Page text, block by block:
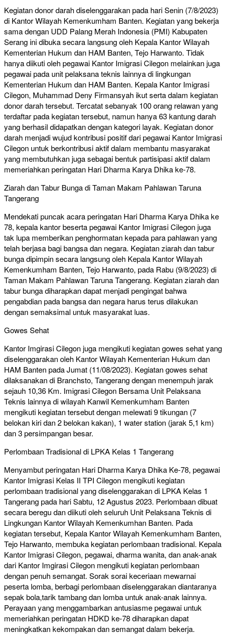
Kegiatan donor darah diselenggarakan pada hari Senin (7/8/2023)
di Kantor Wilayah Kemenkumham Banten. Kegiatan yang bekerja
sama dengan UDD Palang Merah Indonesia (PMI) Kabupaten
Serang ini dibuka secara langsung oleh Kepala Kantor Wilayah
Kementerian Hukum dan HAM Banten, Tejo Harwanto. Tidak
hanya diikuti oleh pegawai Kantor Imigrasi Cilegon melainkan juga
pegawai pada unit pelaksana teknis lainnya di lingkungan
Kementerian Hukum dan HAM Banten. Kepala Kantor Imigrasi
Cilegon, Muhammad Deny Firmansyah ikut serta dalam kegiatan
donor darah tersebut. Tercatat sebanyak 100 orang relawan yang
terdaftar pada kegiatan tersebut, namun hanya 63 kantung darah
yang berhasil didapatkan dengan kategori layak. Kegiatan donor
darah menjadi wujud kontribusi positif dari pegawai Kantor Imigrasi
Cilegon untuk berkontribusi aktif dalam membantu masyarakat
yang membutuhkan juga sebagai bentuk partisipasi aktif dalam
memeriahkan peringatan Hari Dharma Karya Dhika ke-78.
Ziarah dan Tabur Bunga di Taman Makam Pahlawan Taruna
Tangerang
Mendekati puncak acara peringatan Hari Dharma Karya Dhika ke
78, kepala kantor beserta pegawai Kantor Imigrasi Cilegon juga
tak lupa memberikan penghormatan kepada para pahlawan yang
telah berjasa bagi bangsa dan negara. Kegiatan ziarah dan tabur
bunga dipimpin secara langsung oleh Kepala Kantor Wilayah
Kemenkumham Banten, Tejo Harwanto, pada Rabu (9/8/2023) di
Taman Makam Pahlawan Taruna Tangerang. Kegiatan ziarah dan
tabur bunga diharapkan dapat menjadi pengingat bahwa
pengabdian pada bangsa dan negara harus terus dilakukan
dengan semaksimal untuk masyarakat luas.
Gowes Sehat
Kantor Imgirasi Cilegon juga mengikuti kegiatan gowes sehat yang
diselenggarakan oleh Kantor Wilayah Kementerian Hukum dan
HAM Banten pada Jumat (11/08/2023). Kegiatan gowes sehat
dilaksanakan di Branchsto, Tangerang dengan menempuh jarak
sejauh 10,36 Km. Imigrasi Cilegon Bersama Unit Pelaksana
Teknis lainnya di wilayah Kanwil Kemenkumham Banten
mengikuti kegiatan tersebut dengan melewati 9 tikungan (7
belokan kiri dan 2 belokan kakan), 1 water station (jarak 5,1 km)
dan 3 persimpangan besar.
Perlombaan Tradisional di LPKA Kelas 1 Tangerang
Menyambut peringatan Hari Dharma Karya Dhika Ke-78, pegawai
Kantor Imigrasi Kelas II TPI Cilegon mengikuti kegiatan
perlombaan tradisional yang diselenggarakan di LPKA Kelas 1
Tangerang pada hari Sabtu, 12 Agustus 2023. Perlombaan dibuat
secara beregu dan diikuti oleh seluruh Unit Pelaksana Teknis di
Lingkungan Kantor Wilayah Kemenkumhan Banten. Pada
kegiatan tersebut, Kepala Kantor Wilayah Kemenkumham Banten,
Tejo Harwanto, membuka kegiatan perlombaan tradisional. Kepala
Kantor Imigrasi Cilegon, pegawai, dharma wanita, dan anak-anak
dari Kantor Imgirasi Cilegon mengikuti kegiatan perlombaan
dengan penuh semangat. Sorak sorai keceriaan mewarnai
peserta lomba, berbagi perlombaan diselenggarakan diantaranya
sepak bola,tarik tambang dan lomba untuk anak-anak lainnya.
Perayaan yang menggambarkan antusiasme pegawai untuk
memeriahkan peringatan HDKD ke-78 diharapkan dapat
meningkatkan kekompakan dan semangat dalam bekerja.